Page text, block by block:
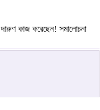
দারুণ কাজ করেছেন! সমালোচনা